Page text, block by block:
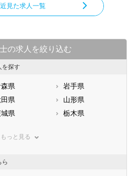
見た求人一覧
の求人を絞り込む
を探す
県
岩手県
県
山形県
県
栃木県
奈川県
井県
もっと見る
ら